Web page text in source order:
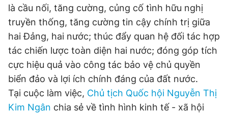
Theo dõi báo trên
0906 645 777
Liên hệ quảng cáo
0908 780 404
Đặt báo Quảng cáo RSS Tòa soạn Chính sách bảo
là cầu nối, tăng cường, củng cố tình hữu nghị
truyền thống, tăng cường tin cậy chính trị giữa
hai Đảng, hai nước; thúc đẩy quan hệ đối tác hợp
tác chiến lược toàn diện hai nước; đóng góp tích
cực hiệu quả vào công tác bảo vệ chủ quyền
biển đảo và lợi ích chính đáng của đất nước.
Tại cuộc làm việc, Chủ tịch Quốc hội Nguyễn Thị
Kim Ngân chia sẻ về tình hình kinh tế - xã hội